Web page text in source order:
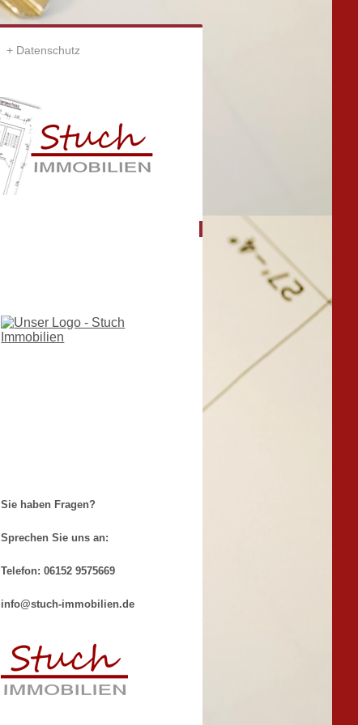
Datenschutz
Sie haben Fragen?
Sprechen Sie uns an:
Telefon: 06152 9575669
info@stuch-immobilien.de